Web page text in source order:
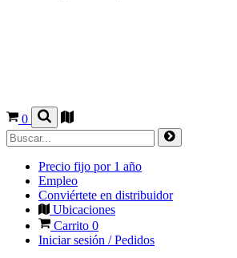
0
Precio fijo por 1 año
Empleo
Conviértete en distribuidor
Ubicaciones
Carrito 0
Iniciar sesión / Pedidos